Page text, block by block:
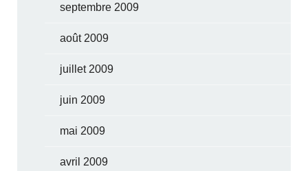
septembre 2009
août 2009
juillet 2009
juin 2009
mai 2009
avril 2009